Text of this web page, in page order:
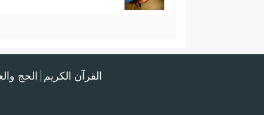
والآخرة
عشرون: الشكرُ لله بالاعتراف
القرآن الكريم الحج